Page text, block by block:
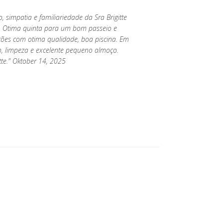
simpatia e familiariedade da Sra Brigitte
Otima quinta para um bom passeio e
com otima qualidade, boa piscina. Em
limpeza e excelente pequeno almoço.
Oktober 14, 2025